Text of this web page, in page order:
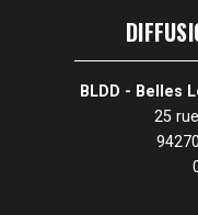
BLDD - Belles
25